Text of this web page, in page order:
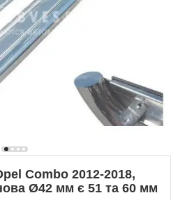
Combo 2012-2018,
Ø42 мм є 51 та 60 мм